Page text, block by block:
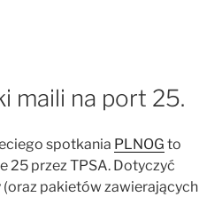
maili na port 25.
spotkania PLNOG to
25 przez TPSA. Dotyczyć
pakietów zawierających